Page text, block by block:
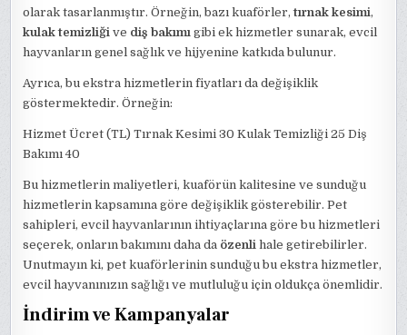
olarak tasarlanmıştır. Örneğin, bazı kuaförler,tırnak kesimi,
kulak temizliği ve diş bakımı gibi ek hizmetler sunarak, evcil
hayvanların genel sağlık ve hijyenine katkıda bulunur.
Ayrıca, bu ekstra hizmetlerin fiyatları da değişiklik
göstermektedir. Örneğin:
Hizmet Ücret (TL) Tırnak Kesimi 30 Kulak Temizliği 25 Diş
Bakımı 40
Bu hizmetlerin maliyetleri, kuaförün kalitesine ve sunduğu
hizmetlerin kapsamına göre değişiklik gösterebilir. Pet
sahipleri, evcil hayvanlarının ihtiyaçlarına göre bu hizmetleri
seçerek, onların bakımını daha da özenli hale getirebilirler.
Unutmayın ki, pet kuaförlerinin sunduğu bu ekstra hizmetler,
evcil hayvanınızın sağlığı ve mutluluğu için oldukça önemlidir.
İndirim ve Kampanyalar